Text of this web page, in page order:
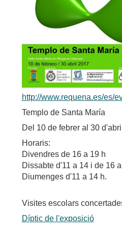
http://www.requena.es/es/
Templo de Santa María
Del 10 de febrer al 30
Horaris:
Divendres de 16 a 19 h
Dissabte d'11 a 14 i de 16
Diumenges d'11 a 14 h.
Visites escolars
Díptic de l'exposició